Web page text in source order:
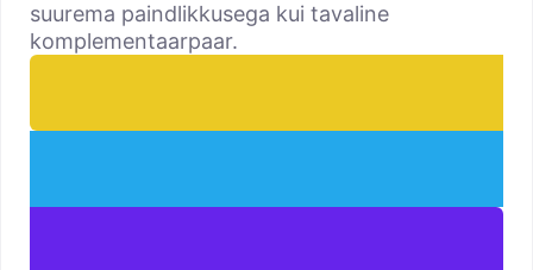
suurema paindlikkusega kui tavaline
komplementaarpaar.